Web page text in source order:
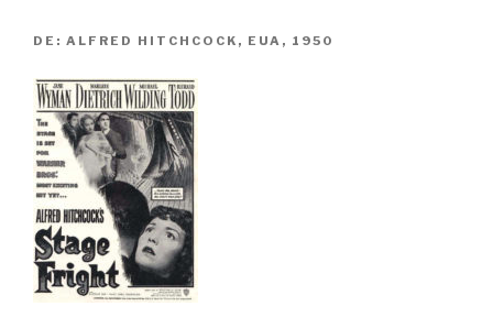
DE: ALFRED HITCHCOCK, EUA, 1950